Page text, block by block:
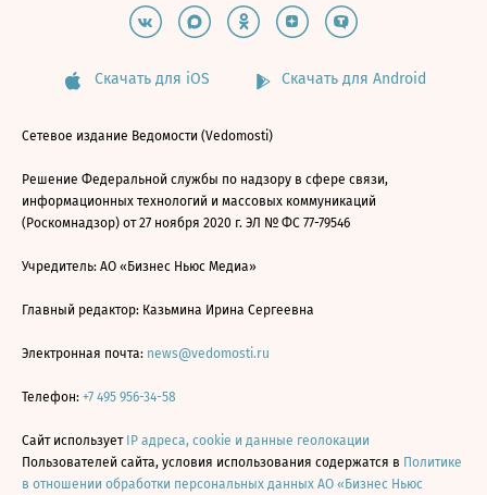
Скачать для iOS Скачать для Android
Сетевое издание Ведомости (Vedomosti)
Решение Федеральной службы по надзору в сфере связи,
информационных технологий и массовых коммуникаций
(Роскомнадзор) от 27 ноября 2020 г. ЭЛ № ФС 77-79546
Учредитель: АО «Бизнес Ньюс Медиа»
Главный редактор: Казьмина Ирина Сергеевна
Электронная почта: news@vedomosti.ru
Телефон: +7 495 956-34-58
Сайт использует IP адреса, cookie и данные геолокации
Пользователей сайта, условия использования содержатся в Политике
в отношении обработки персональных данных АО «Бизнес Ньюс